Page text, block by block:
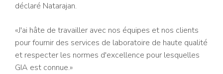
déclaré Natarajan.
«J'ai hâte de travailler avec nos équipes et nos clients
pour fournir des services de laboratoire de haute qualité
et respecter les normes d'excellence pour lesquelles
GIA est connue.»